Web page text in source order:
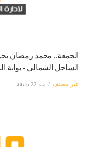
الجمعة.. محمد رمضان
الساحل الشمالي - بوابة
غير مصنف منذ 22 دقيقة